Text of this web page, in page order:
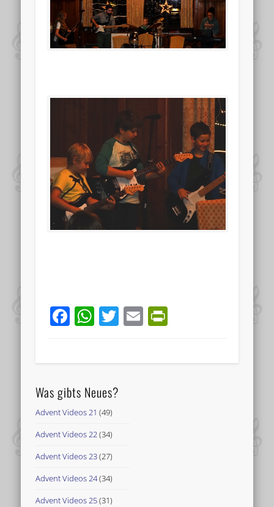
Facebook
WhatsApp
Twitter
Email
Was gibts Neues?
Advent Videos 21 (49)
Advent Videos 22(34)
Advent Videos 23(27)
Advent Videos 24(34)
Advent Videos 25(31)